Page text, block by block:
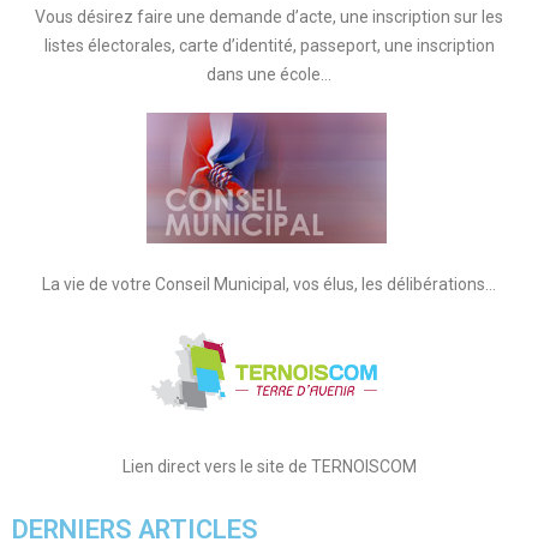
Vous désirez faire une demande d’acte, une inscription sur les
listes électorales, carte d’identité, passeport, une inscription
dans une école…
La vie de votre Conseil Municipal, vos élus, les délibérations…
Lien direct vers le site de TERNOISCOM
DERNIERS ARTICLES